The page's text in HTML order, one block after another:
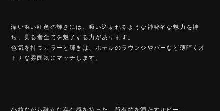
深い深い紅色の輝きには、吸い込まれるような神秘的な魅力を持
ち、見る者全てを魅了する力があります。
色気を持つカラーと輝きは、ホテルのラウンジやバーなど薄暗くオ
トナな雰囲気にマッチします。
小粒ながら確かな存在感を持った、所有欲を満たすルビー。